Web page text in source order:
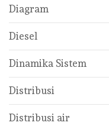
Diagram
Diesel
Dinamika Sistem
Distribusi
Distribusi air